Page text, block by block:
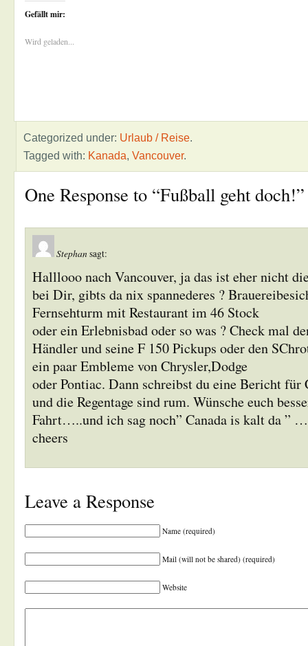
Gefällt mir:
Wird geladen...
Categorized under: Urlaub / Reise
Tagged with: Kanada Vancouver.
One Response to “Fußball geht doch!”
Stephansagt:
Halllooo nach Vancouver, ja das ist eher nicht
bei Dir, gibts da nix spannederes ?
Fernsehturm mit Restaurant im 46 Stock
oder ein Erlebnisbad oder so was ? Check mal
Händler und seine F 150 Pickups oder den
ein paar Embleme von Chrysler,Dodge
oder Pontiac. Dann schreibst du eine Bericht für
und die Regentage sind rum. Wünsche euch
Fahrt…..und ich sag noch” Canada is kalt da ”
cheers
Leave a Response
Name (required)
Mail (will not be shared) (required)
Website